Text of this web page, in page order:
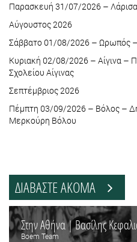
Παρασκευή 31/07/2026 –
Αύγουστος 2026
Σάββατο 01/08/2026 – Ωρωπός
Κυριακή 02/08/2026 – Αίγινα –
Σχολείου Αίγινας
Σεπτέμβριος 2026
Πέμπτη 03/09/2026 – Βόλος –
Μερκούρη Βόλου
ΔΙΑΒΑΣΤΕ ΑΚΟΜΑ
Στην Αθήνα | Βασίλης
Boem Team